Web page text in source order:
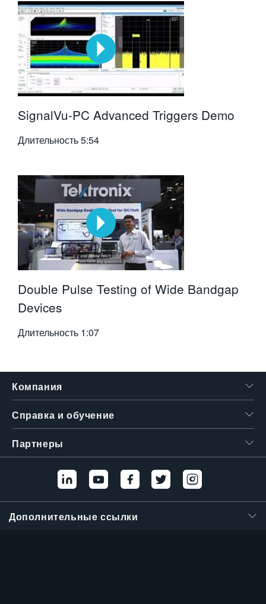
SignalVu-PC Advanced Triggers Demo
Длительность5:54
Double Pulse Testing of Wide Bandgap
Devices
Длительность 1:07
Компания
Справка и обучение
Партнеры
Дополнительные ссылки